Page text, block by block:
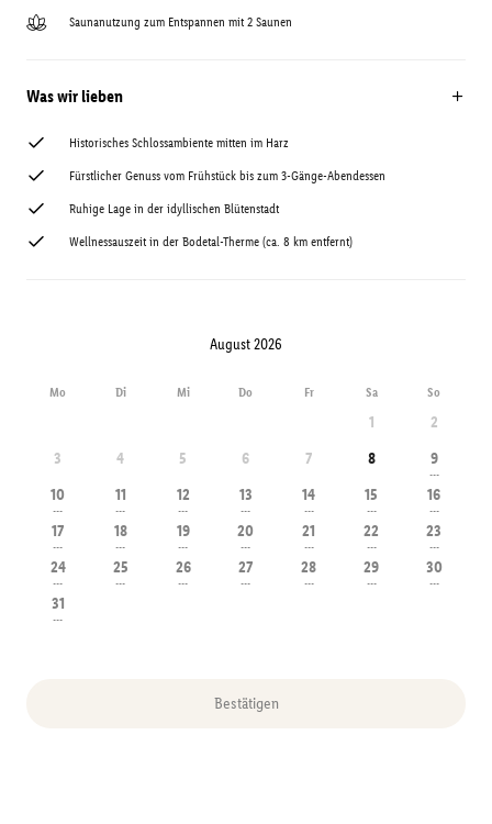
Saunanutzung zum Entspannen mit 2 Saunen
Was wir lieben
Historisches Schlossambiente mitten im Harz
Fürstlicher Genuss vom Frühstück bis zum 3-Gänge-Abendessen
Ruhige Lage in der idyllischen Blütenstadt
Wellnessauszeit in der Bodetal-Therme (ca. 8 km entfernt)
August 2026
Mo Di Mi Do Fr Sa So
1
2
3
4 5 6 7 8 9
---
10
---
11
---
12
---
13
---
14
---
15
---
16
---
17
---
18
---
19
---
20
---
21
---
22
---
23
---
24
---
25
---
26
---
27
---
28
---
29
---
30
---
31
---
Bestätigen